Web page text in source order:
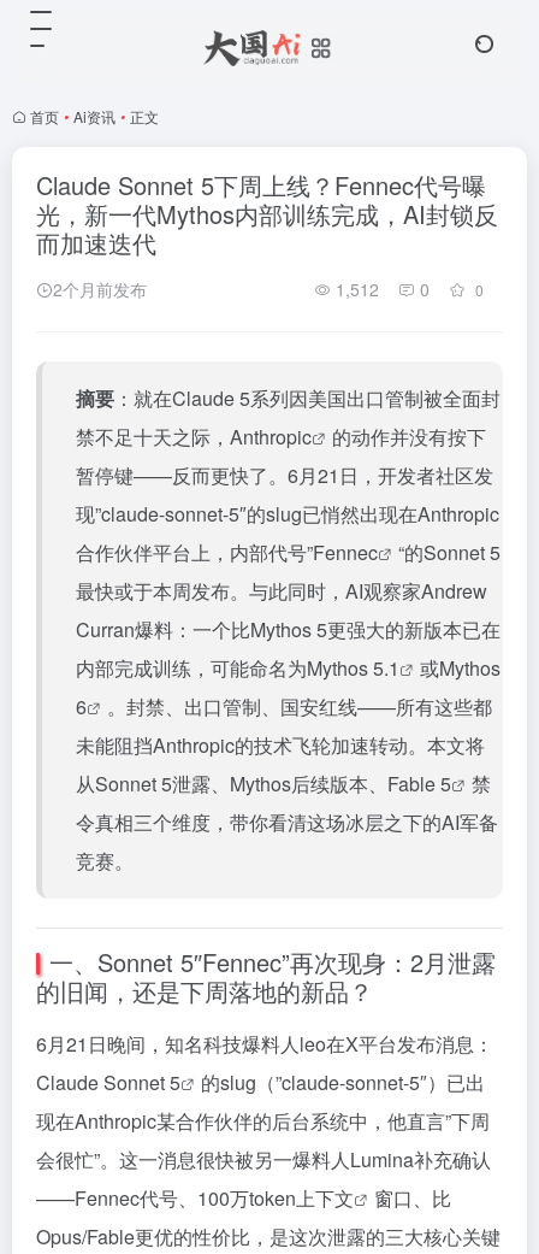
首页 • Ai资讯 • 正文
Claude Sonnet 5下周上线？Fennec代号曝
光，新一代Mythos内部训练完成，AI封锁反
而加速迭代
2个月前发布 1,512 0 0
摘要 ：就在Claude 5系列因美国出口管制被全面封
禁不足十天之际， Anthropic
的动作并没有按下
暂停键——反而更快了。6月21日，开发者社区发
现”claude-sonnet-5″的slug已悄然出现在Anthropic
合作伙伴平台上，内部代号”Fennec
“的Sonnet 5
最快或于本周发布。与此同时，AI观察家Andrew
Curran爆料：一个比Mythos 5更强大的新版本已在
内部完成训练，可能命名为Mythos 5.1 或Mythos
6
。封禁、出口管制、国安红线——所有这些都
未能阻挡Anthropic的技术飞轮加速转动。本文将
从Sonnet 5泄露、Mythos后续版本、 Fable 5
禁
令真相三个维度，带你看清这场冰层之下的AI军备
竞赛。
一、Sonnet 5″Fennec”再次现身：2月泄露
的旧闻，还是下周落地的新品？
6月21日晚间，知名科技爆料人leo在X平台发布消息：
Claude Sonnet 5
的slug（”claude-sonnet-5″）已出
现在Anthropic某合作伙伴的后台系统中，他直言”下周
会很忙”。这一消息很快被另一爆料人Lumina补充确认
——Fennec代号、 100万token上下文
窗口、比
Opus/Fable更优的性价比，是这次泄露的三大核心关键